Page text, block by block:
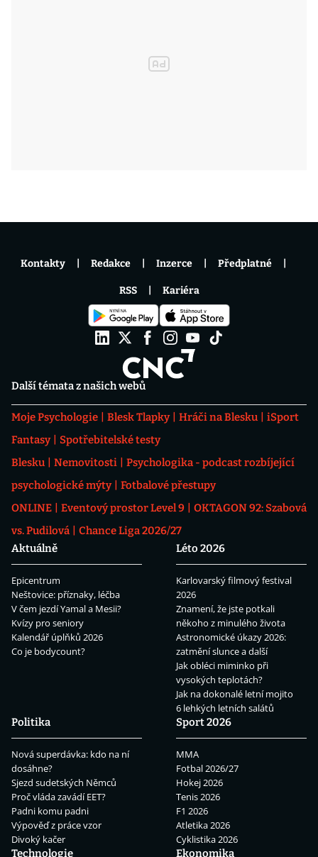
Další témata z našich webů
Moje Psychologie Blesk Tlapky Hráči na Blesku
iSport
Fantasy
Spotřebitelské testy
Blesku
Nemovitosti
Psychologika - podcast rozbíjející
psychologické mýty
Fotbalové přestupy
ONLINE
Eventový prostor Level 9
OKTAGON 92: Szabová
vs. Pudilová
Chance Liga 2026/27
Aktuálně
Epicentrum
Neštovice: příznaky, léčba
V čem jezdí Yamal a Mesii?
Kvízy pro seniory
Kalendář úplňků 2026
Co je bodycount?
Léto 2026
Karlovarský filmový festival
2026
Znamení, že jste potkali
někoho z minulého života
Astronomické úkazy 2026:
zatmění slunce a další
Jak obléci miminko při
vysokých teplotách?
Jak na dokonalé letní mojito
6 lehkých letních salátů
Politika
Nová superdávka: kdo na ní
dosáhne?
Sjezd sudetských Němců
Proč vláda zavádí EET?
Padni komu padni
Výpověď z práce vzor
Divoký kačer
Sport 2026
MMA
Fotbal 2026/27
Hokej 2026
Tenis 2026
F1 2026
Atletika 2026
Cyklistika 2026
Technologie
Ekonomika
Kontakty Redakce Inzerce Předplatné
RSS Kariéra